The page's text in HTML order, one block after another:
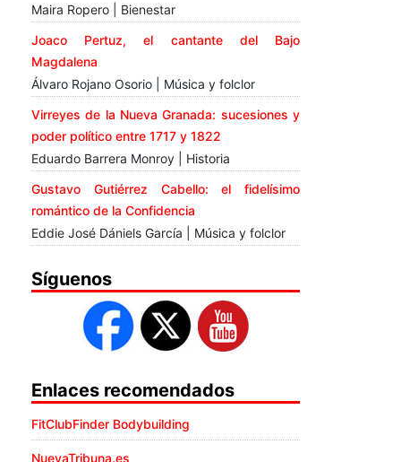
Maira Ropero | Bienestar
Joaco Pertuz, el cantante del Bajo
Magdalena
Álvaro Rojano Osorio | Música y folclor
Virreyes de la Nueva Granada: sucesiones y
poder político entre 1717 y 1822
Eduardo Barrera Monroy | Historia
Gustavo Gutiérrez Cabello: el fidelísimo
romántico de la Confidencia
Eddie José Dániels García | Música y folclor
Síguenos
Enlaces recomendados
FitClubFinder Bodybuilding
NuevaTribuna.es